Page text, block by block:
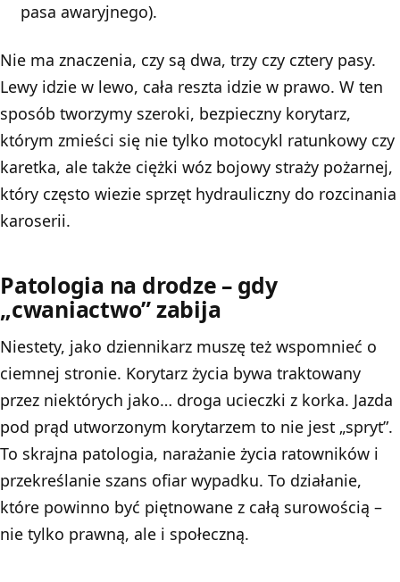
pasa awaryjnego).
Nie ma znaczenia, czy są dwa, trzy czy cztery pasy.
Lewy idzie w lewo, cała reszta idzie w prawo. W ten
sposób tworzymy szeroki, bezpieczny korytarz,
którym zmieści się nie tylko motocykl ratunkowy czy
karetka, ale także ciężki wóz bojowy straży pożarnej,
który często wiezie sprzęt hydrauliczny do rozcinania
karoserii.
Patologia na drodze – gdy
„cwaniactwo” zabija
Niestety, jako dziennikarz muszę też wspomnieć o
ciemnej stronie. Korytarz życia bywa traktowany
przez niektórych jako… droga ucieczki z korka. Jazda
pod prąd utworzonym korytarzem to nie jest „spryt”.
To skrajna patologia, narażanie życia ratowników i
przekreślanie szans ofiar wypadku. To działanie,
które powinno być piętnowane z całą surowością –
nie tylko prawną, ale i społeczną.